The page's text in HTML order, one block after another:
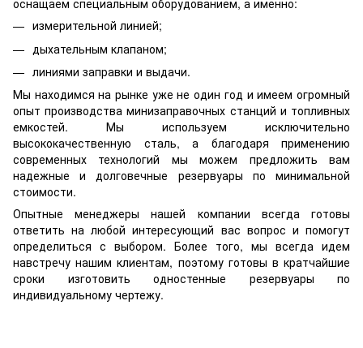
оснащаем специальным оборудованием, а именно:
измерительной линией;
дыхательным клапаном;
линиями заправки и выдачи.
Мы находимся на рынке уже не один год и имеем огромный
опыт производства минизаправочных станций и топливных
емкостей. Мы используем исключительно
высококачественную сталь, а благодаря применению
современных технологий мы можем предложить вам
надежные и долговечные резервуары по минимальной
стоимости.
Опытные менеджеры нашей компании всегда готовы
ответить на любой интересующий вас вопрос и помогут
определиться с выбором. Более того, мы всегда идем
навстречу нашим клиентам, поэтому готовы в кратчайшие
сроки изготовить одностенные резервуары по
индивидуальному чертежу.